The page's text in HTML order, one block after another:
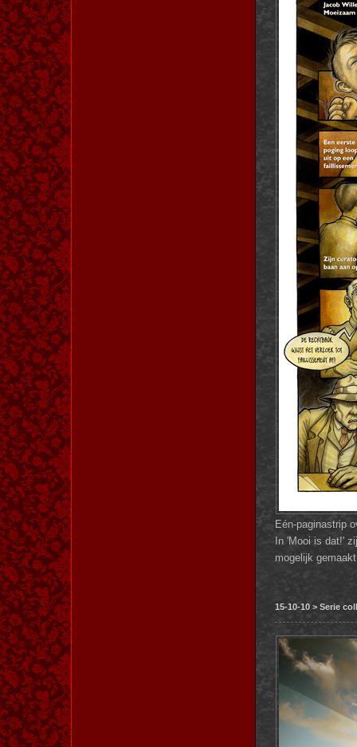
Eén-paginastrip
In 'Mooi is dat!'
mogelijk
15-10-10 > Serie